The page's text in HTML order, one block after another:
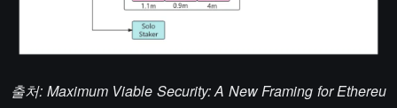
출처: Maximum Viable Security: A New Framing for Ethereu